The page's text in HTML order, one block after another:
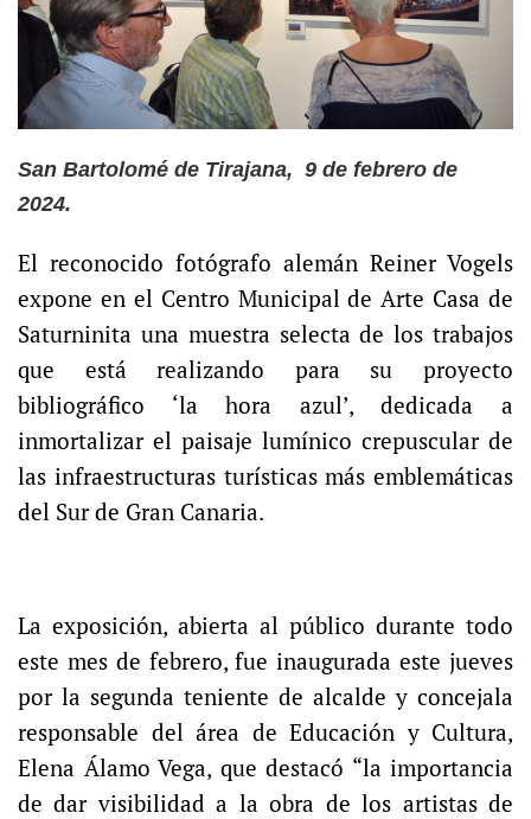
San Bartolomé de Tirajana, 9 de febrero de
2024.
El reconocido fotógrafo alemán Reiner Vogels
expone en el Centro Municipal de Arte Casa de
Saturninita una muestra selecta de los trabajos
que está realizando para su proyecto
bibliográfico ‘la hora azul’, dedicada a
inmortalizar el paisaje lumínico crepuscular de
las infraestructuras turísticas más emblemáticas
del Sur de Gran Canaria.
La exposición, abierta al público durante todo
este mes de febrero, fue inaugurada este jueves
por la segunda teniente de alcalde y concejala
responsable del área de Educación y Cultura,
Elena Álamo Vega, que destacó “la importancia
de dar visibilidad a la obra de los artistas de